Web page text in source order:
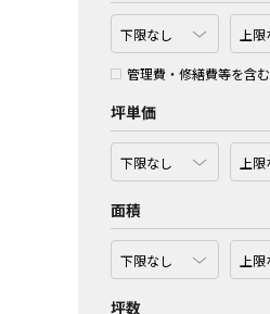
管理費・修繕費等を含む
坪単価
面積
坪数